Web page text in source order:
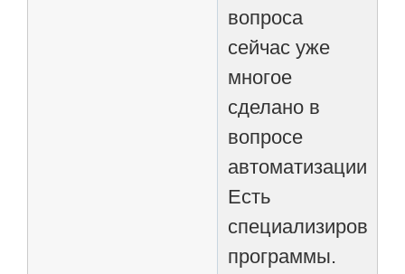
вопроса
сейчас уже
многое
сделано в
вопросе
автоматизации.
Есть
программы.